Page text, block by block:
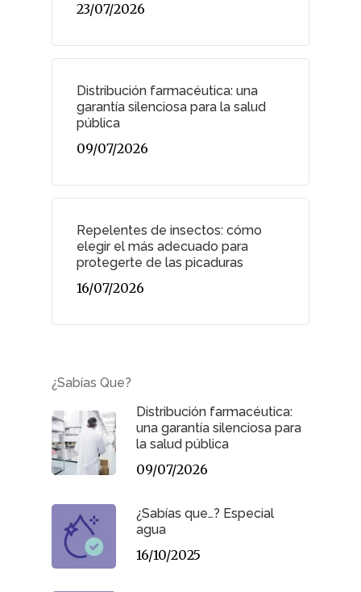
23/07/2026
Distribución farmacéutica: una
garantía silenciosa para la salud
pública
09/07/2026
Repelentes de insectos: cómo
elegir el más adecuado para
protegerte de las picaduras
16/07/2026
¿Sabías Que?
Distribución farmacéutica:
una garantía silenciosa para
la salud pública
09/07/2026
¿Sabías que…? Especial
agua
16/10/2025